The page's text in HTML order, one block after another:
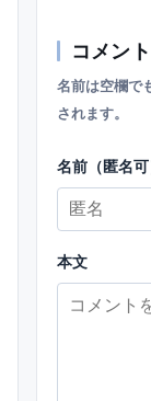
コメン
名前は空欄で
されます。
名前（匿名可
本文